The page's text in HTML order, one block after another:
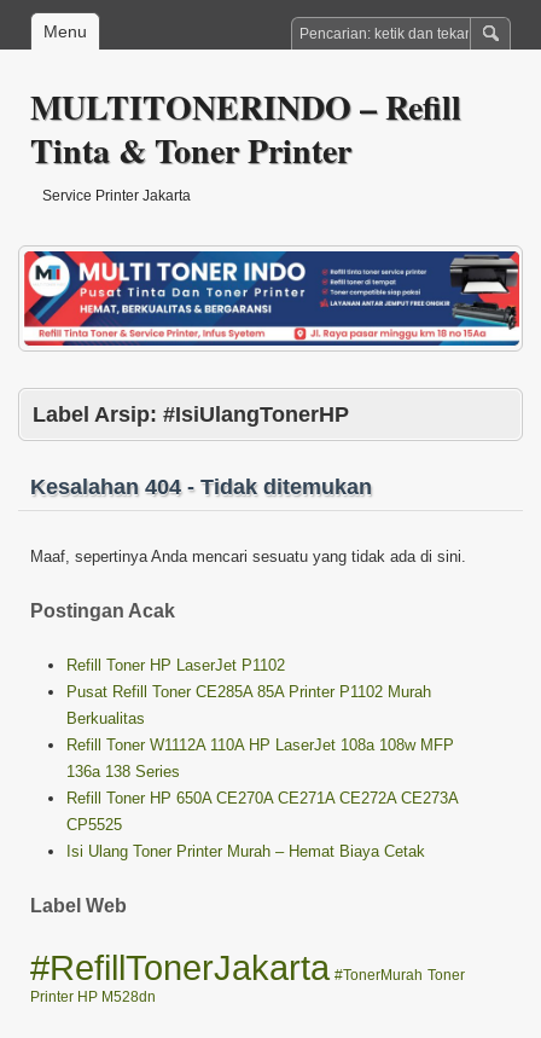
Menu
MULTITONERINDO – Refill
Tinta & Toner Printer
Service Printer Jakarta
Label Arsip: #IsiUlangTonerHP
Kesalahan 404 - Tidak ditemukan
Maaf, sepertinya Anda mencari sesuatu yang tidak ada di sini.
Postingan Acak
Refill Toner HP LaserJet P1102
Pusat Refill Toner CE285A 85A Printer P1102 Murah
Berkualitas
Refill Toner W1112A 110A HP LaserJet 108a 108w MFP
136a 138 Series
Refill Toner HP 650A CE270A CE271A CE272A CE273A
CP5525
Isi Ulang Toner Printer Murah – Hemat Biaya Cetak
Label Web
#RefillTonerJakarta #TonerMurah Toner
Printer HP M528dn